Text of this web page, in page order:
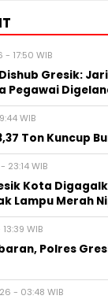
17:50 WIB
Gresik:
Pegawai
WIB
Ton Kuncup
23:14 WIB
Kota
Lampu Merah
WIB
Polres
- 03:48 WIB